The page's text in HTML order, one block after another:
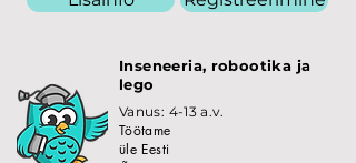
Inseneeria, robootika ja
lego
Vanus: 4-13 a.v.
Töötame
üle Eesti